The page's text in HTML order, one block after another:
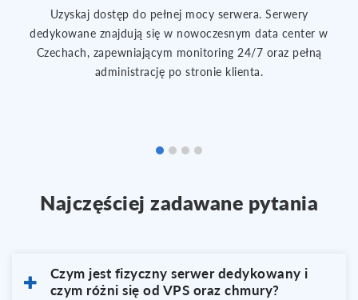
Uzyskaj dostęp do pełnej mocy serwera. Serwery
dedykowane znajdują się w nowoczesnym data center w
Czechach, zapewniającym monitoring 24/7 oraz pełną
administrację po stronie klienta.
Najczęściej zadawane pytania
Czym jest fizyczny serwer dedykowany i
czym różni się od VPS oraz chmury?